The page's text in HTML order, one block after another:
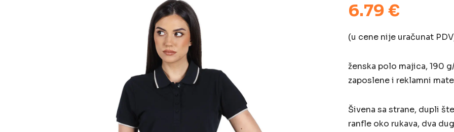
6.79 €
(u cene nije uračunat
ženska polo majica, 190
zaposlene i reklamni
Šivena sa strane, dupli
ranfle oko rukava, dva